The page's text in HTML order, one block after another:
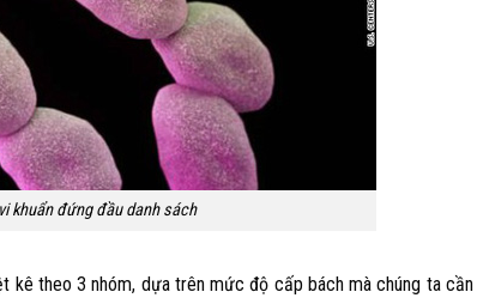
khuẩn đứng đầu danh sách
kê theo 3 nhóm, dựa trên mức độ cấp bách mà chúng ta